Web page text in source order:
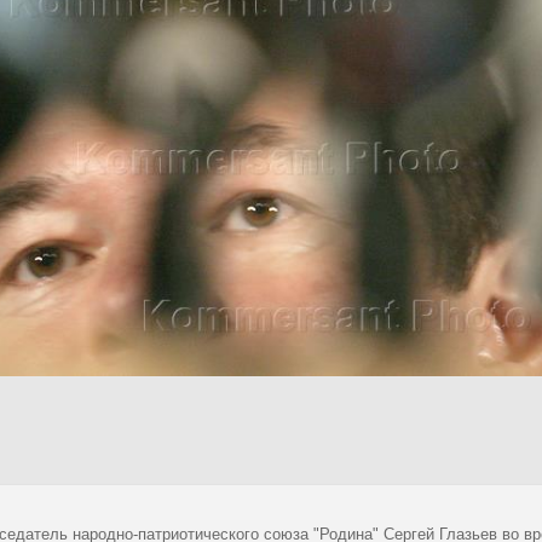
народно-патриотического союза "Родина" Сергей Глазьев во